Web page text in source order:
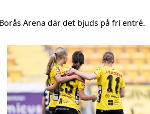
Arena där det bjuds på fri entré.